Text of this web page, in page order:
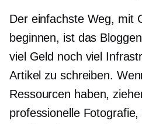
Der einfachste Weg, mit
beginnen, ist das
viel Geld noch viel
Artikel zu schreiben.
Ressourcen haben,
professionelle